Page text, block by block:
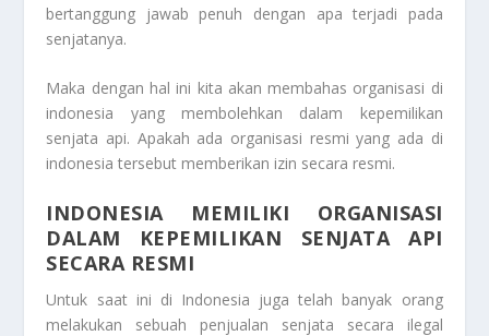
bertanggung jawab penuh dengan apa terjadi pada
senjatanya.
Maka dengan hal ini kita akan membahas organisasi di
indonesia yang membolehkan dalam kepemilikan
senjata api. Apakah ada organisasi resmi yang ada di
indonesia tersebut memberikan izin secara resmi.
INDONESIA MEMILIKI ORGANISASI
DALAM KEPEMILIKAN SENJATA API
SECARA RESMI
Untuk saat ini di Indonesia juga telah banyak orang
melakukan sebuah penjualan senjata secara ilegal